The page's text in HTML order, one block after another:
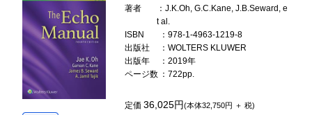
著者
：J.K.Oh, G.C.Kane, J.B.Seward, e
t al.
ISBN
：978-1-4963-1219-8
出版社
：WOLTERS KLUWER
出版年
：2019年
ページ数 ：722pp.
定価36,025円(本体32,750円 ＋ 税)